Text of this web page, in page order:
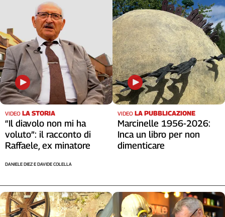
VIDEO LA STORIA
“Il diavolo non mi ha
voluto”: il racconto di
Raffaele, ex minatore
DANIELE DIEZ E DAVIDE COLELLA
VIDEO LA PUBBLICAZIONE
Marcinelle 1956-2026:
Inca un libro per non
dimenticare